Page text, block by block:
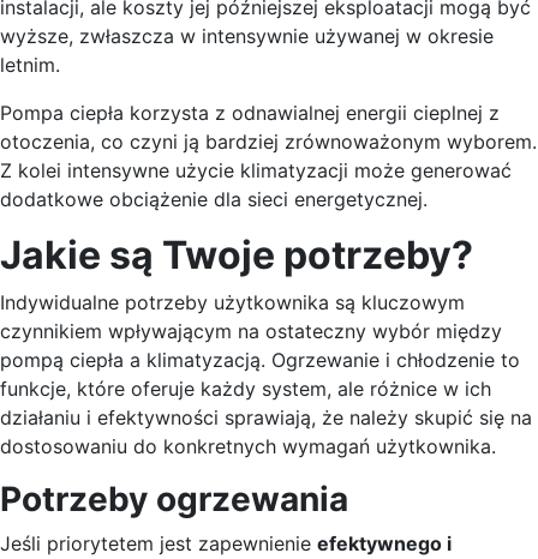
instalacji, ale koszty jej późniejszej eksploatacji mogą być
wyższe, zwłaszcza w intensywnie używanej w okresie
letnim.
Pompa ciepła korzysta z odnawialnej energii cieplnej z
otoczenia, co czyni ją bardziej zrównoważonym wyborem.
Z kolei intensywne użycie klimatyzacji może generować
dodatkowe obciążenie dla sieci energetycznej.
Jakie są Twoje potrzeby?
Indywidualne potrzeby użytkownika są kluczowym
czynnikiem wpływającym na ostateczny wybór między
pompą ciepła a klimatyzacją. Ogrzewanie i chłodzenie to
funkcje, które oferuje każdy system, ale różnice w ich
działaniu i efektywności sprawiają, że należy skupić się na
dostosowaniu do konkretnych wymagań użytkownika.
Potrzeby ogrzewania
Jeśli priorytetem jest zapewnienie efektywnego i